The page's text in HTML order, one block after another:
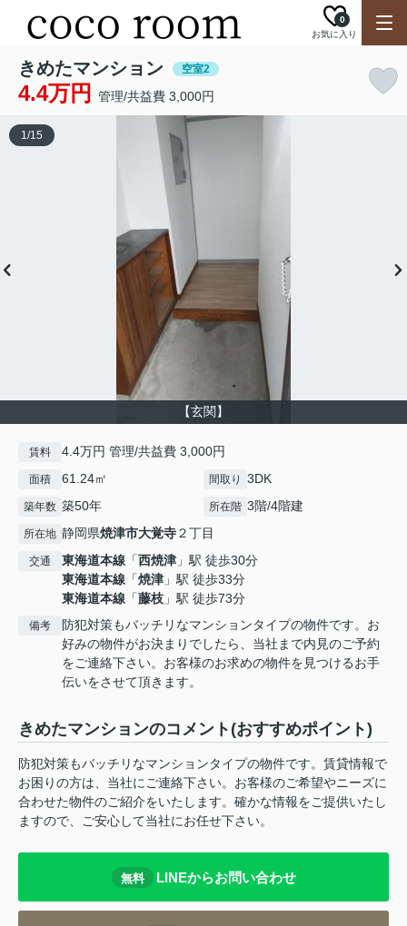
お気に入り
0
きめたマンション 空室2
4.4万円 管理/共益費 3,000円
【玄関】
1/15
賃料 4.4万円 管理/共益費 3,000円
面積 61.24㎡ 間取り 3DK
築年数 築50年 所在階 3階/4階建
所在地 静岡県焼津市大覚寺２丁目
交通 東海道本線 「西焼津 」駅 徒歩30分
東海道本線 「焼津 」駅 徒歩33分
東海道本線 「藤枝 」駅 徒歩73分
備考
防犯対策もバッチリなマンションタイプの物件です。お
好みの物件がお決まりでしたら、当社まで内見のご予約
をご連絡下さい。お客様のお求めの物件を見つけるお手
伝いをさせて頂きます。
きめたマンションのコメント(おすすめポイント)
防犯対策もバッチリなマンションタイプの物件です。賃貸情報で
お困りの方は、当社にご連絡下さい。お客様のご希望やニーズに
合わせた物件のご紹介をいたします。確かな情報をご提供いたし
ますので、ご安心して当社にお任せ下さい。
無料 LINEからお問い合わせ